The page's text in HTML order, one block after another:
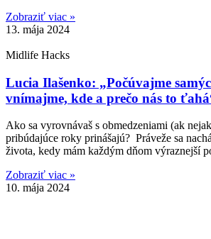
Zobraziť viac »
13. mája 2024
Midlife Hacks
Lucia Ilašenko: „Počúvajme
vnímajme, kde a prečo nás to
Ako sa vyrovnávaš s obmedzeniami (ak
pribúdajúce roky prinášajú? Práveže sa
života, kedy mám každým dňom výraznejší
Zobraziť viac »
10. mája 2024